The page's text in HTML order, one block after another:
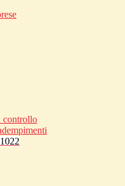
controllo
1022